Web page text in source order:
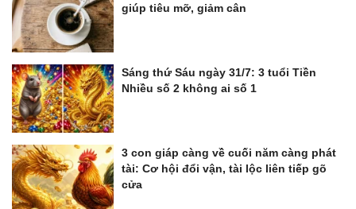
giúp tiêu mỡ, giảm cân
Sáng thứ Sáu ngày 31/7: 3 tuổi Tiền
Nhiều số 2 không ai số 1
3 con giáp càng về cuối năm càng phát
tài: Cơ hội đổi vận, tài lộc liên tiếp gõ
cửa